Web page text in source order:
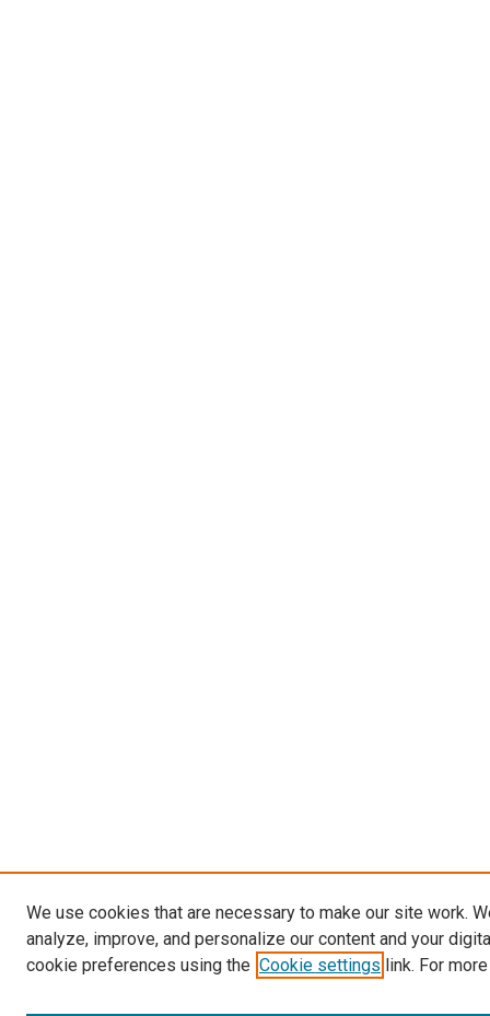
We use cookies that are necessary to make our site work.
analyze, improve, and personalize our content and your
cookie preferences using the Cookie settings link. For